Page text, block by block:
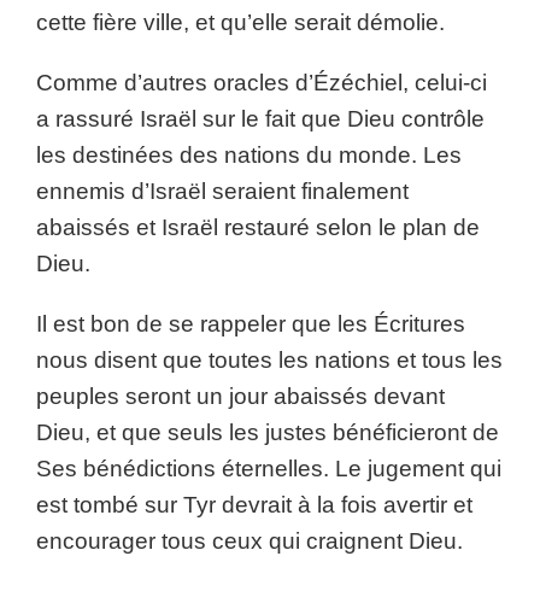
cette fière ville, et qu’elle serait démolie.
Comme d’autres oracles d’Ézéchiel, celui-ci
a rassuré Israël sur le fait que Dieu contrôle
les destinées des nations du monde. Les
ennemis d’Israël seraient finalement
abaissés et Israël restauré selon le plan de
Dieu.
Il est bon de se rappeler que les Écritures
nous disent que toutes les nations et tous les
peuples seront un jour abaissés devant
Dieu, et que seuls les justes bénéficieront de
Ses bénédictions éternelles. Le jugement qui
est tombé sur Tyr devrait à la fois avertir et
encourager tous ceux qui craignent Dieu.